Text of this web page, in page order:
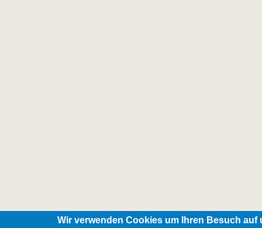
Wir verwenden Cookies um Ihren Besuch auf